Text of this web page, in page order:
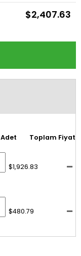
$2,407.63
Adet Toplam Fiyat
$1,926.83
$480.79